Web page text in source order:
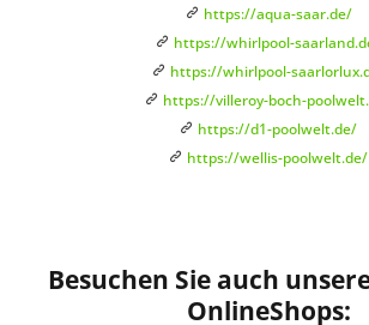
https://aqua-saar.de/
https://whirlpool-
https://whirlpool-
https://villeroy-boch-
https://d1-poolwelt.de/
https://wellis-poolwelt.de/
Besuchen Sie auch
OnlineShops: